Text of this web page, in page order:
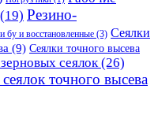
(19) Резино-
бу и восстановленные (3) Сеялки
(9) Сеялки точного высева
сеялок (26)
точного высева